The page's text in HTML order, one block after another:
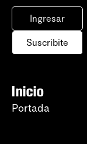
Ingresar
Suscribite
Inicio
Portada